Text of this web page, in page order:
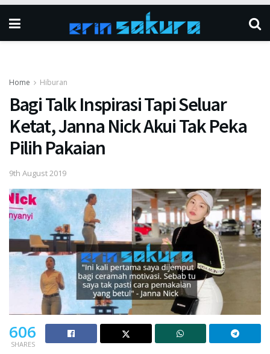
Home Hiburan
Bagi Talk Inspirasi Tapi Seluar
Ketat, Janna Nick Akui Tak Peka
Pilih Pakaian
9th August 2019
606
SHARES